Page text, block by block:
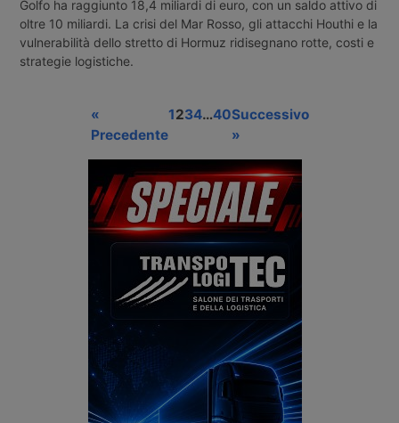
Golfo ha raggiunto 18,4 miliardi di euro, con un saldo attivo di
oltre 10 miliardi. La crisi del Mar Rosso, gli attacchi Houthi e la
vulnerabilità dello stretto di Hormuz ridisegnano rotte, costi e
strategie logistiche.
«
Precedente
1234…40Successivo
»